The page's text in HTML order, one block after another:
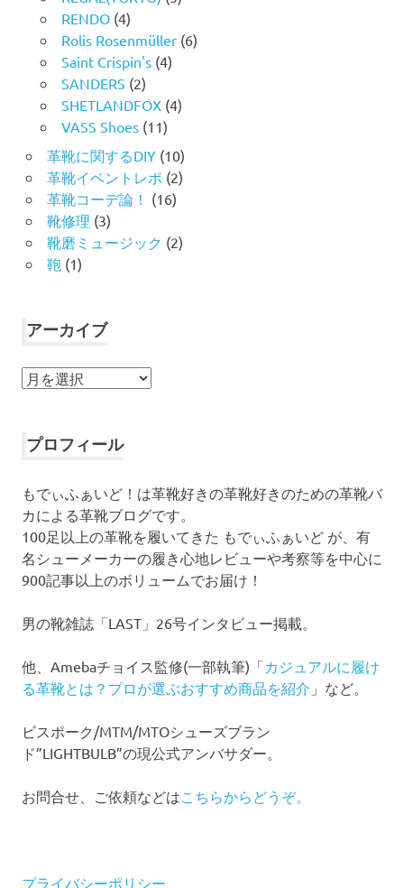
RENDO(4)
Rolis Rosenmüller(6)
Saint Crispin's(4)
SANDERS (2)
SHETLANDFOX(4)
VASS Shoes(11)
革靴に関するDIY(10)
革靴イベントレポ (2)
革靴コーデ論！ (16)
靴修理 (3)
靴磨ミュージック (2)
鞄 (1)
アーカイブ
ア
イ
プロフィール
もでぃふぁいど！は革靴好きの革靴好きのための革靴バ
カによる革靴ブログです。
100足以上の革靴を履いてきた もでぃふぁいど が、有
名シューメーカーの履き心地レビューや考察等を中心に
900記事以上のボリュームでお届け！
男の靴雑誌「LAST」26号インタビュー掲載。
他、Amebaチョイス監修(一部執筆)「カジュアルに履け
る革靴とは？プロが選ぶおすすめ商品を紹介 」など。
ビスポーク/MTM/MTOシューズブラン
ド”LIGHTBULB”の現公式アンバサダー。
お問合せ、ご依頼などは こちらからどうぞ。
プライバシーポリシー